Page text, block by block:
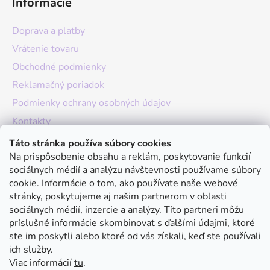
Táto stránka používa súbory cookies
Na prispôsobenie obsahu a reklám, poskytovanie funkcií
sociálnych médií a analýzu návštevnosti používame súbory
cookie. Informácie o tom, ako používate naše webové
stránky, poskytujeme aj našim partnerom v oblasti
sociálnych médií, inzercie a analýzy. Títo partneri môžu
príslušné informácie skombinovať s ďalšími údajmi, ktoré
ste im poskytli alebo ktoré od vás získali, keď ste používali
ich služby.
Viac informáciítu.
Doprava a platby
Vrátenie tovaru
Obchodné podmienky
Reklamačný poriadok
Podmienky ochrany osobných údajov
Kontakty
O nás
Hodnotenie obchodu
Moja objednávka
Instagram